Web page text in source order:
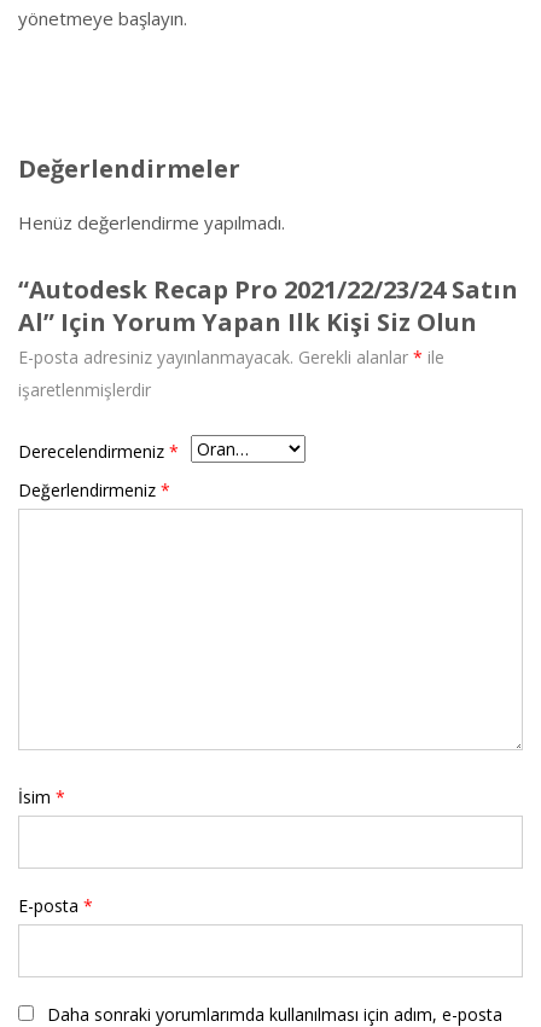
yönetmeye başlayın.
Değerlendirmeler
Henüz değerlendirme yapılmadı.
“Autodesk Recap Pro 2021/22/23/24 Satın
Al” Için Yorum Yapan Ilk Kişi Siz Olun
E-posta adresiniz yayınlanmayacak. Gerekli alanlar * ile
işaretlenmişlerdir
Derecelendirmeniz *
Değerlendirmeniz *
İsim *
E-posta *
Daha sonraki yorumlarımda kullanılması için adım, e-posta